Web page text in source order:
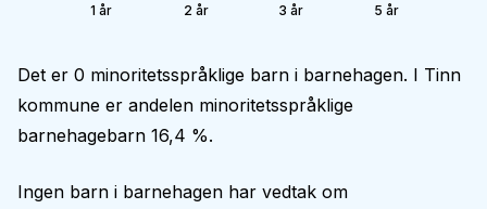
1 år 2 år 3 år 5 år
Det er 0 minoritetsspråklige barn i barnehagen. I Tinn
kommune er andelen minoritetsspråklige
barnehagebarn 16,4 %.
Ingen barn i barnehagen har vedtak om